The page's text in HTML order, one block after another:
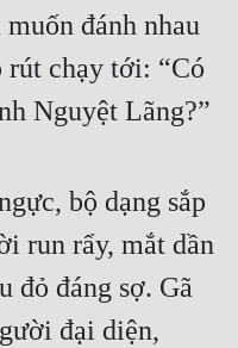
đánh nhau
rút chạy tới: “Có
Nguyệt Lãng?”
bộ dạng sắp
run rẩy, mắt dần
đỏ đáng sợ. Gã
đại diện,